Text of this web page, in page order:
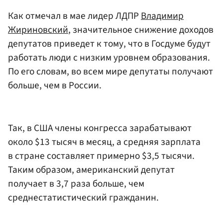
Как отмечал в мае лидер ЛДПРВладимир
Жириновский, значительное снижение доходов
депутатов приведет к тому, что в Госдуме будут
работать люди с низким уровнем образования.
По его словам, во всем мире депутаты получают
больше, чем в России.
Так, в США члены конгресса зарабатывают
около $13 тысяч в месяц, а средняя зарплата
в стране составляет примерно $3,5 тысячи.
Таким образом, американский депутат
получает в 3,7 раза больше, чем
среднестатистический гражданин.